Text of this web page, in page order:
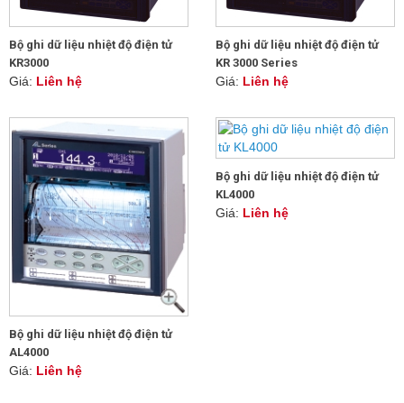
Bộ ghi dữ liệu nhiệt độ điện tử
KR3000
Giá: Liên hệ
Bộ ghi dữ liệu nhiệt độ điện tử
KR 3000 Series
Giá: Liên hệ
Bộ ghi dữ liệu nhiệt độ điện tử
AL4000
Giá: Liên hệ
Bộ ghi dữ liệu nhiệt độ điện tử
KL4000
Giá: Liên hệ